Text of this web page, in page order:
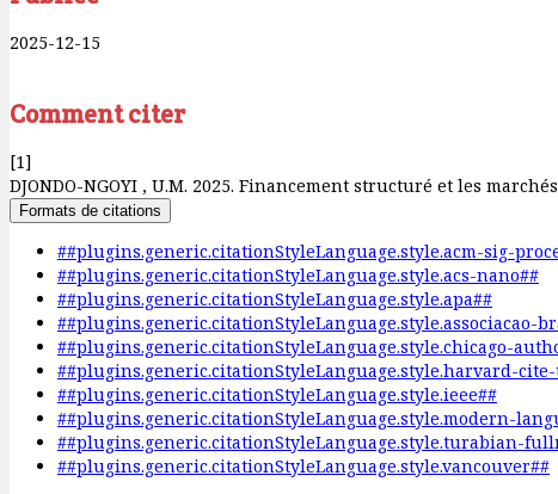
2025-12-15
Comment citer
[1]
DJONDO-NGOYI , U.M. 2025. Financement structuré et les
Formats de citations
##plugins.generic.citationStyleLanguage.style.acm-sig-
##plugins.generic.citationStyleLanguage.style.acs-nano##
##plugins.generic.citationStyleLanguage.style.apa##
##plugins.generic.citationStyleLanguage.style.associacao-
##plugins.generic.citationStyleLanguage.style.chicago-
##plugins.generic.citationStyleLanguage.style.harvard-
##plugins.generic.citationStyleLanguage.style.ieee##
##plugins.generic.citationStyleLanguage.style.modern-
##plugins.generic.citationStyleLanguage.style.turabian-
##plugins.generic.citationStyleLanguage.style.vancouver##